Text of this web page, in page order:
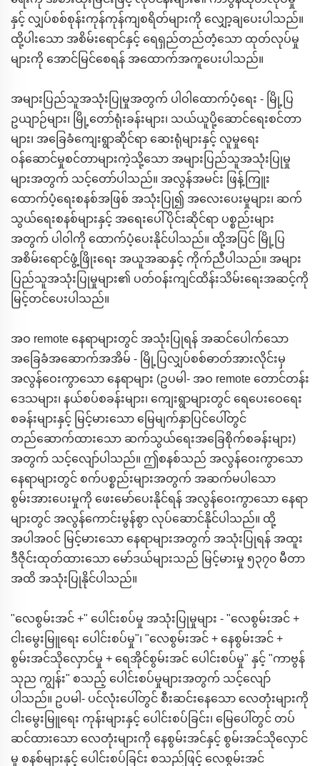
နှင့် လျှပ်စစ်စုန်းကုန်ကုန်ကျစရိတ်များကို လျှော့ချပေးပါသည်။
ထို့ပါးသော အစိမ်းရောင်နှင့် ရေရှည်တည်တံ့သော ထုတ်လုပ်မှု
များကို အောင်မြင်စေရန် အထောက်အကူပေးပါသည်။
အများပြည်သူအသုံးပြုမှုအတွက် ပါဝါထောက်ပံ့ရေး - မြို့ပြ
ဥယျာဉ်များ၊ မြို့တော်ရုံးခန်းများ၊ သယ်ယူပို့ဆောင်ရေးစင်တာ
များ၊ အခြေခံကျေးရွာဆိုင်ရာ ဆေးရုံများနှင့် လူမှုရေး
ဝန်ဆောင်မှုစင်တာများကဲ့သို့သော အများပြည်သူအသုံးပြုမှု
များအတွက် သင့်တော်ပါသည်။ အလွန်အမင်း ဖြန့်ကြူး
ထောက်ပံ့ရေးစနစ်အဖြစ် အသုံးပြု၍ အလေးပေးမှုများ၊ ဆက်
သွယ်ရေးစနစ်များနှင့် အရေးပေါ်ပိုင်းဆိုင်ရာ ပစ္စည်းများ
အတွက် ပါဝါကို ထောက်ပံ့ပေးနိုင်ပါသည်။ ထို့အပြင် မြို့ပြ
အစိမ်းရောင်ဖွံ့ဖြိုးရေး အယူအဆနှင့် ကိုက်ညီပါသည်။ အများ
ပြည်သူအသုံးပြုမှုများ၏ ပတ်ဝန်းကျင်ထိန်းသိမ်းရေးအဆင့်ကို
မြင့်တင်ပေးပါသည်။
အဝ remote နေရာများတွင် အသုံးပြုရန် အဆင်ပေါက်သော
အခြေခံအဆောက်အအိမ် - မြို့ပြလျှပ်စစ်ဓာတ်အားလိုင်းမှ
အလွန်ဝေးကွာသော နေရာများ (ဥပမါ- အဝ remote တောင်တန်း
ဒေသများ၊ နယ်စပ်စခန်းများ၊ ကျေးရွာများတွင် ရေပေးဝေရေး
စခန်းများနှင့် မြင့်မားသော မြေမျက်နှာပြင်ပေါ်တွင်
တည်ဆောက်ထားသော ဆက်သွယ်ရေးအခြေစိုက်စခန်းများ)
အတွက် သင့်လျော်ပါသည်။ ဤစနစ်သည် အလွန်ဝေးကွာသော
နေရာများတွင် စက်ပစ္စည်းများအတွက် အဆက်မပါသော
စွမ်းအားပေးမှုကို ဖေးမော်ပေးနိုင်ရန် အလွန်ဝေးကွာသော နေရာ
များတွင် အလွန်ကောင်းမွန်စွာ လုပ်ဆောင်နိုင်ပါသည်။ ထို့
အပါအဝင် မြင့်မားသော နေရာများအတွက် အသုံးပြုရန် အထူး
ဒီဇိုင်းထုတ်ထားသော မော်ဒယ်များသည် မြင့်မားမှု ၅၃၇၀ မီတာ
အထိ အသုံးပြုနိုင်ပါသည်။
"လေစွမ်းအင် +" ပေါင်းစပ်မှု အသုံးပြုမှုများ - "လေစွမ်းအင် +
ငါးမွေးမြူရေး ပေါင်းစပ်မှု"၊ "လေစွမ်းအင် + နေစွမ်းအင် +
စွမ်းအင်သိုလှောင်မှု + ရေအိုင်စွမ်းအင် ပေါင်းစပ်မှု" နှင့် "ကာဗွန်
သုည ကျွန်း" စသည့် ပေါင်းစပ်မှုများအတွက် သင့်လျော်
ပါသည်။ ဥပမါ- ပင်လုံးပေါ်တွင် စီးဆင်းနေသော လေတုံးများကို
ငါးမွေးမြူရေး ကုန်းများနှင့် ပေါင်းစပ်ခြင်း၊ မြေပေါ်တွင် တပ်
ဆင်ထားသော လေတုံးများကို နေစွမ်းအင်နှင့် စွမ်းအင်သိုလှောင်
မှု စနစ်များနှင့် ပေါင်းစပ်ခြင်း စသည်ဖြင့် လေစွမ်းအင်